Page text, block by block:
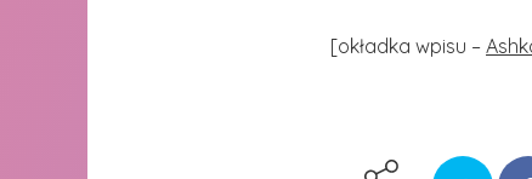
[okładka wpisu –